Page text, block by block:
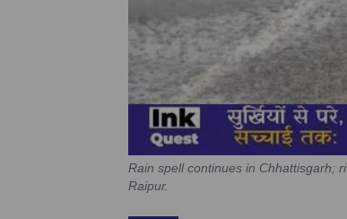
Rain spell continues in Chhattisgarh;
Raipur.